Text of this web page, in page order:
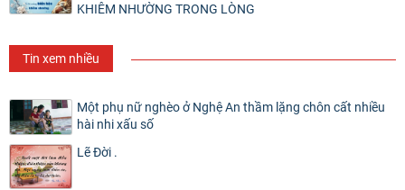
KHIÊM NHƯỜNG TRONG LÒNG
Tin xem nhiều
Một phụ nữ nghèo ở Nghệ An thầm lặng chôn cất nhiều
hài nhi xấu số
Lẽ Đời .